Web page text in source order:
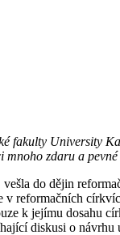
fakulty
mnoho zdaru a
do dějin
reformačních
k jejímu
diskusi o